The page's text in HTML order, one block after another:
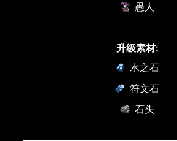
愚人
升级素材:
水之石
符文石
石头